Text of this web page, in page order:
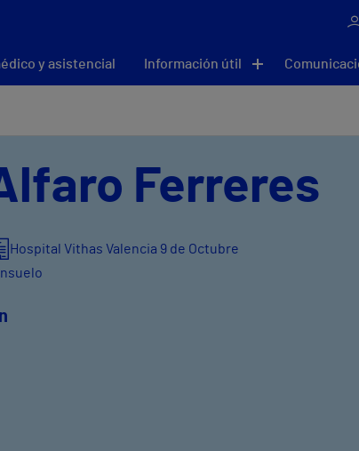
y asistencial Información útil
Ferreres
Hospital Vithas Valencia 9 de Octubre